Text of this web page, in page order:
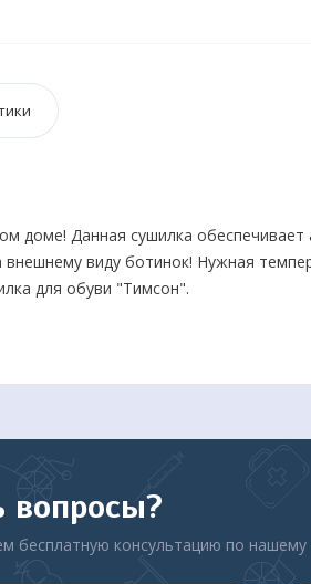
доме! Данная сушилка
виду ботинок! Нужная
для обуви "Тимсон".
вопросы?
бесплатную консультацию по